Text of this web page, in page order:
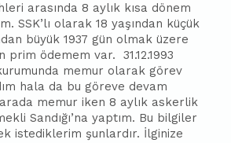
arasında 8 aylık kısa dönem
SSK’lı olarak 18 yaşından küçük
büyük 1937 gün olmak üzere
prim ödemem var.
31.12.1993
memur olarak görev
hala da bu göreve devam
memur iken 8 aylık askerlik
Sandığı’na yaptım. Bu bilgiler
istediklerim şunlardır. İlginize